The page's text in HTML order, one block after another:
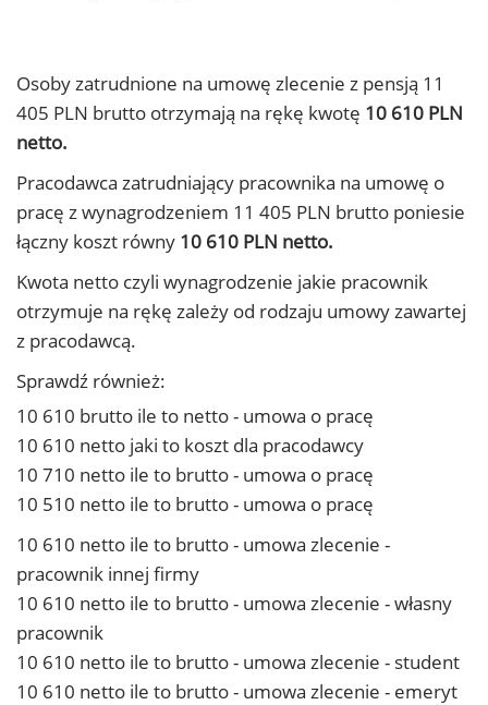
Osoby zatrudnione na umowę zlecenie z pensją 11
405 PLN brutto otrzymają na rękę kwotę 10 610 PLN
netto.
Pracodawca zatrudniający pracownika na umowę o
pracę z wynagrodzeniem 11 405 PLN brutto poniesie
łączny koszt równy 10 610 PLN netto.
Kwota netto czyli wynagrodzenie jakie pracownik
otrzymuje na rękę zależy od rodzaju umowy zawartej
z pracodawcą.
Sprawdź również:
10 610 brutto ile to netto - umowa o pracę
10 610 netto jaki to koszt dla pracodawcy
10 710 netto ile to brutto - umowa o pracę
10 510 netto ile to brutto - umowa o pracę
10 610 netto ile to brutto - umowa zlecenie -
pracownik innej firmy
10 610 netto ile to brutto - umowa zlecenie - własny
pracownik
10 610 netto ile to brutto - umowa zlecenie - student
10 610 netto ile to brutto - umowa zlecenie - emeryt